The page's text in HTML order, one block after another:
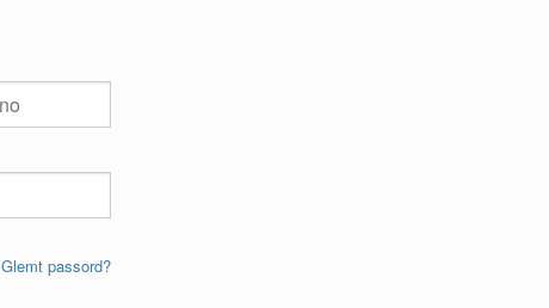
Glemt passord?